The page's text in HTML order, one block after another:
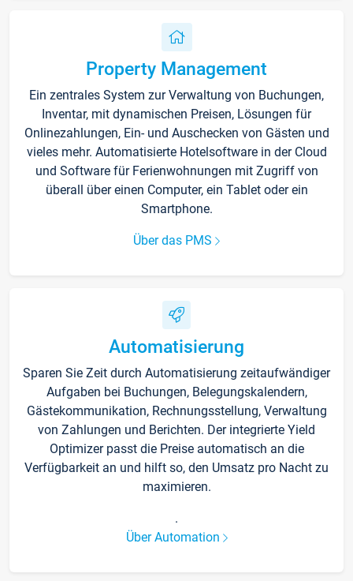
Property Management
Ein zentrales System zur Verwaltung von Buchungen,
Inventar, mit dynamischen Preisen, Lösungen für
Onlinezahlungen, Ein- und Auschecken von Gästen und
vieles mehr. Automatisierte Hotelsoftware in der Cloud
und Software für Ferienwohnungen mit Zugriff von
überall über einen Computer, ein Tablet oder ein
Smartphone.
Über das PMS
Automatisierung
Sparen Sie Zeit durch Automatisierung zeitaufwändiger
Aufgaben bei Buchungen, Belegungskalendern,
Gästekommunikation, Rechnungsstellung, Verwaltung
von Zahlungen und Berichten. Der integrierte Yield
Optimizer passt die Preise automatisch an die
Verfügbarkeit an und hilft so, den Umsatz pro Nacht zu
maximieren.
.
Über Automation